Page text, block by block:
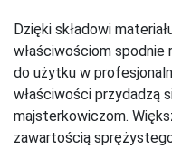
Dzięki składowi
właściwościom spodnie
do użytku w
właściwości przydadzą
majsterkowiczom.
zawartością